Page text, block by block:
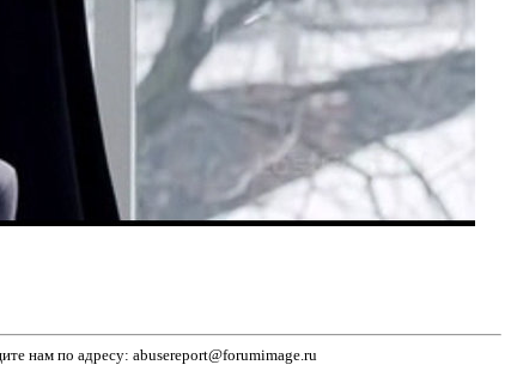
нам по адресу: abusereport@forumimage.ru